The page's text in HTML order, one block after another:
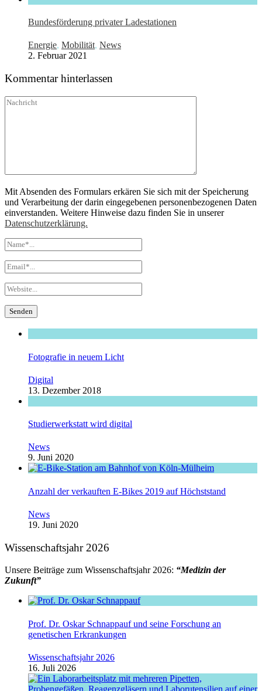
Bundesförderung privater Ladestationen
Energie, Mobilität, News
2. Februar 2021
Kommentar hinterlassen
Mit Absenden des Formulars erkären Sie sich mit der Speicherung
und Verarbeitung der darin eingegebenen personenbezogenen Daten
einverstanden. Weitere Hinweise dazu finden Sie in unserer
Datenschutzerklärung.
Fotografie in neuem Licht
Digital
13. Dezember 2018
Studierwerkstatt wird digital
News
9. Juni 2020
Anzahl der verkauften E-Bikes 2019 auf Höchststand
News
19. Juni 2020
Wissenschaftsjahr 2026
Unsere Beiträge zum Wissenschaftsjahr 2026: “Medizin der
Zukunft”
Prof. Dr. Oskar Schnappauf und seine Forschung an
genetischen Erkrankungen
Wissenschaftsjahr 2026
16. Juli 2026